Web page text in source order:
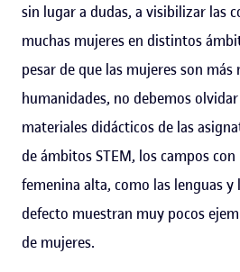
sin lugar a dudas, a visibilizar las
muchas mujeres en distintos
pesar de que las mujeres son más
humanidades, no debemos
materiales didácticos de las
de ámbitos STEM, los campos
femenina alta, como las lenguas
defecto muestran muy pocos
de mujeres.